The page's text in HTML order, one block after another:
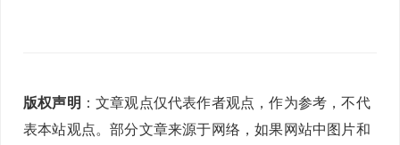
版权声明 ：文章观点仅代表作者观点，作为参考，不代
表本站观点。部分文章来源于网络，如果网站中图片和